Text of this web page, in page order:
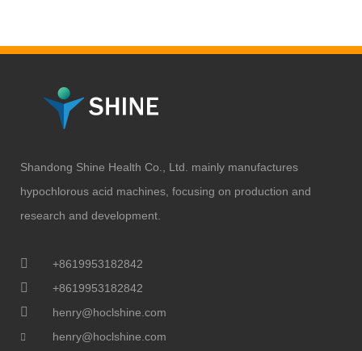
Shandong Shine Health Co., Ltd. mainly manufactures
hypochlorous acid machines, focusing on production and
research and development.
+8619953182842
+8619953182842
henry@hoclshine.com
henry@hoclshine.com